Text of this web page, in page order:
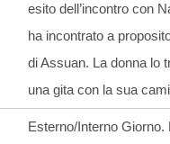
esito dell’incontro con
ha incontrato a
di Assuan. La donna lo
una gita con la sua
Esterno/Interno Giorno.